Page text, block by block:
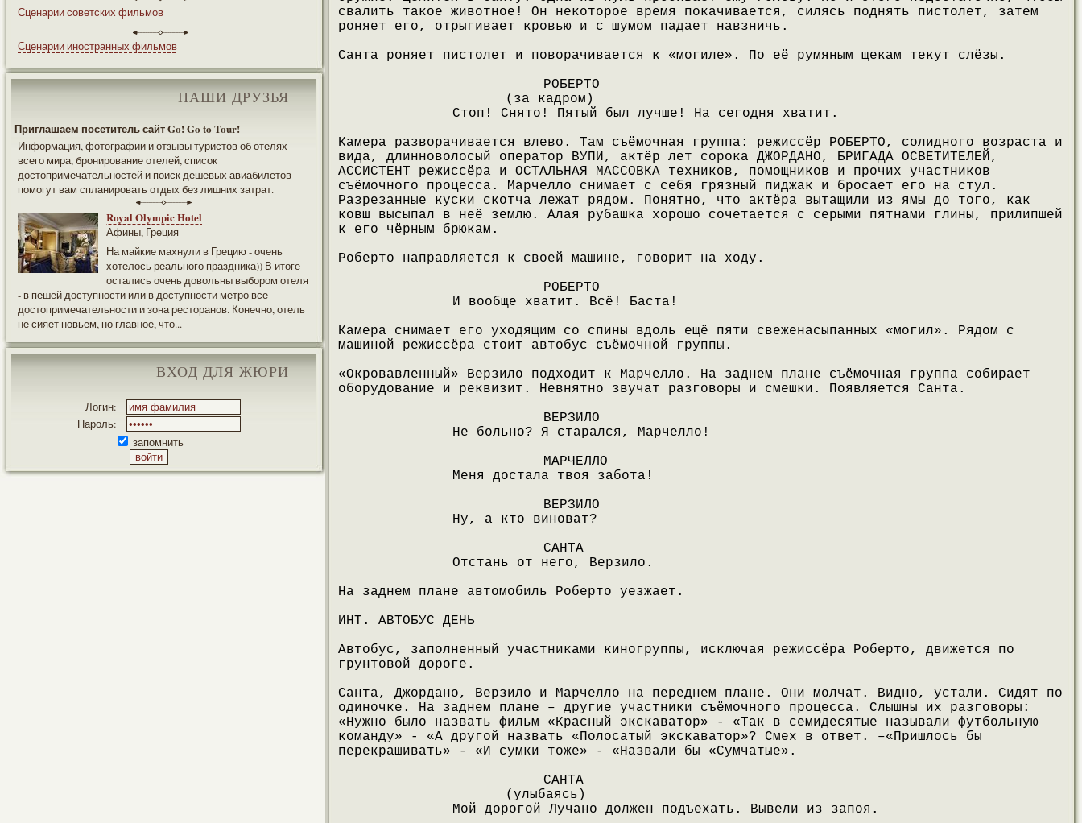
Сценарии советских фильмов
Сценарии иностранных фильмов
НАШИ ДРУЗЬЯ
Приглашаем посетитель сайт Go! Go to Tour!
Информация, фотографии и отзывы туристов об отелях
всего мира, бронирование отелей, список
достопримечательностей и поиск дешевых авиабилетов
помогут вам спланировать отдых без лишних затрат.
Royal Olympic Hotel
Афины, Греция
На майкие махнули в Грецию - очень
хотелось реального праздника)) В итоге
остались очень довольны выбором отеля
- в пешей доступности или в доступности метро все
достопримечательности и зона ресторанов. Конечно, отель
не сияет новьем, но главное, что...
ВХОД ДЛЯ ЖЮРИ
Логин:
Пароль:
запомнить
свалить такое животное! Он некоторое время покачивается, силясь поднять пистолет, затем
роняет его, отрыгивает кровью и с шумом падает навзничь.
Санта роняет пистолет и поворачивается к «могиле». По её румяным щекам текут слёзы.
РОБЕРТО
(за кадром)
Стоп! Снято! Пятый был лучше! На сегодня хватит.
Камера разворачивается влево. Там съёмочная группа: режиссёр РОБЕРТО, солидного возраста и
вида, длинноволосый оператор ВУПИ, актёр лет сорока ДЖОРДАНО, БРИГАДА ОСВЕТИТЕЛЕЙ,
АССИСТЕНТ режиссёра и ОСТАЛЬНАЯ МАССОВКА техников, помощников и прочих участников
съёмочного процесса. Марчелло снимает с себя грязный пиджак и бросает его на стул.
Разрезанные куски скотча лежат рядом. Понятно, что актёра вытащили из ямы до того, как
ковш высыпал в неё землю. Алая рубашка хорошо сочетается с серыми пятнами глины, прилипшей
к его чёрным брюкам.
Роберто направляется к своей машине, говорит на ходу.
РОБЕРТО
И вообще хватит. Всё! Баста!
Камера снимает его уходящим со спины вдоль ещё пяти свеженасыпанных «могил». Рядом с
машиной режиссёра стоит автобус съёмочной группы.
«Окровавленный» Верзило подходит к Марчелло. На заднем плане съёмочная группа собирает
оборудование и реквизит. Невнятно звучат разговоры и смешки. Появляется Санта.
ВЕРЗИЛО
Не больно? Я старался, Марчелло!
МАРЧЕЛЛО
Меня достала твоя забота!
ВЕРЗИЛО
Ну, а кто виноват?
САНТА
Отстань от него, Верзило.
На заднем плане автомобиль Роберто уезжает.
ИНТ. АВТОБУС ДЕНЬ
Автобус, заполненный участниками киногруппы, исключая режиссёра Роберто, движется по
грунтовой дороге.
Санта, Джордано, Верзило и Марчелло на переднем плане. Они молчат. Видно, устали. Сидят по
одиночке. На заднем плане – другие участники съёмочного процесса. Слышны их разговоры:
«Нужно было назвать фильм «Красный экскаватор» - «Так в семидесятые называли футбольную
команду» - «А другой назвать «Полосатый экскаватор»? Смех в ответ. –«Пришлось бы
перекрашивать» - «И сумки тоже» - «Назвали бы «Сумчатые».
САНТА
(улыбаясь)
Мой дорогой Лучано должен подъехать. Вывели из запоя.